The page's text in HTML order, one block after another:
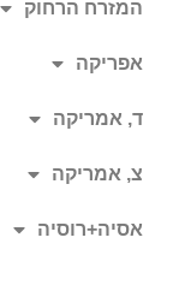
המזרח הרחוק
אפריקה
ד, אמריקה
צ, אמריקה
אסיה+רוסיה